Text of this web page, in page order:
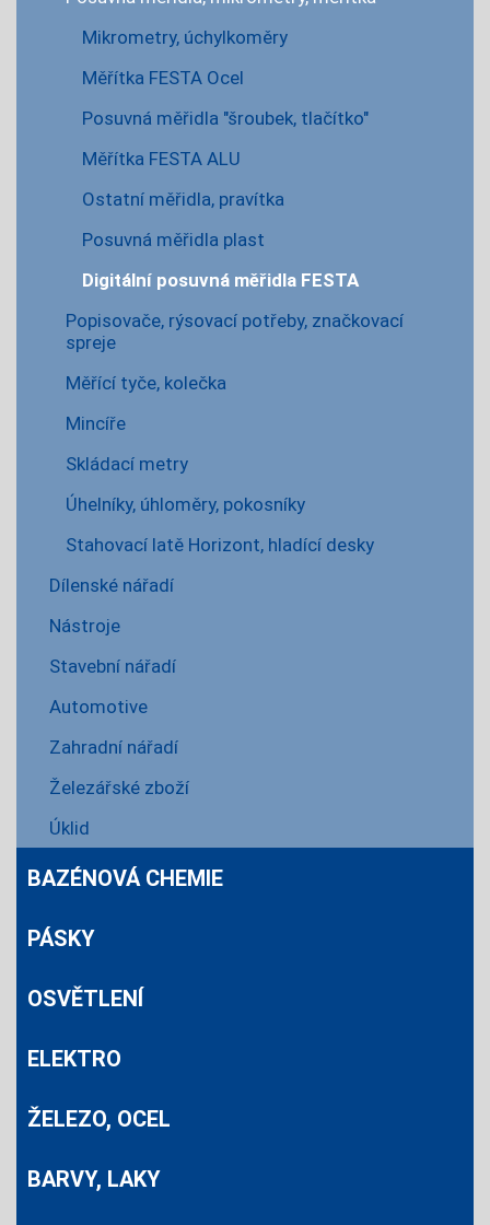
Mikrometry, úchylkoměry
Měřítka FESTA Ocel
Posuvná měřidla "šroubek, tlačítko"
Měřítka FESTA ALU
Ostatní měřidla, pravítka
Posuvná měřidla plast
Digitální posuvná měřidla FESTA
Popisovače, rýsovací potřeby, značkovací
spreje
Měřící tyče, kolečka
Mincíře
Skládací metry
Úhelníky, úhloměry, pokosníky
Stahovací latě Horizont, hladící desky
Dílenské nářadí
Nástroje
Stavební nářadí
Automotive
Zahradní nářadí
Železářské zboží
Úklid
BAZÉNOVÁ CHEMIE
PÁSKY
OSVĚTLENÍ
ELEKTRO
ŽELEZO, OCEL
BARVY, LAKY